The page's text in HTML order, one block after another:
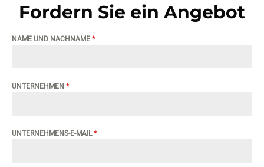
Fordern Sie ein Angebot
NAME UND NACHNAME *
UNTERNEHMEN *
UNTERNEHMENS-E-MAIL*